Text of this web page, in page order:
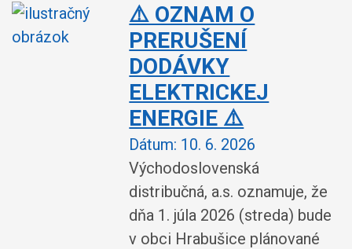
⚠️ OZNAM O
PRERUŠENÍ
DODÁVKY
ELEKTRICKEJ
ENERGIE ⚠️
Dátum: 10. 6. 2026
Východoslovenská
distribučná, a.s. oznamuje, že
dňa 1. júla 2026 (streda) bude
v obci Hrabušice plánované